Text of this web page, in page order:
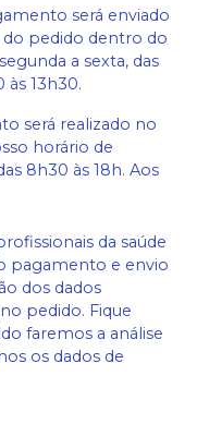
será enviado
pedido dentro do
a sexta, das
às 13h30.
será realizado no
horário de
8h30 às 18h. Aos
da saúde
pagamento e envio
dos dados
pedido. Fique
faremos a análise
os dados de